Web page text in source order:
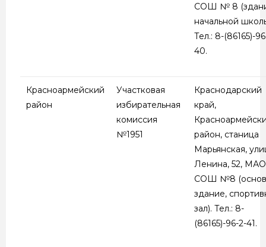
СОШ № 8
начальной
Тел.: 8-(86165)-
40.
Красноармейский
район
Участковая
избирательная
комиссия
№1951
Краснодарский
край,
район, станица
Марьянская,
Ленина, 52,
СОШ №8
здание,
зал). Тел.: 8-
(86165)-96-2-41.